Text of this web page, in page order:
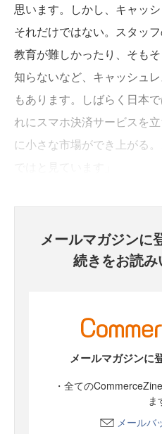
思います。しかし、キャッ
それだけではない。スタッ
教育が難しかったり、そも
知らないなど、キャッシュ
もあります。しばらく日本
れにスマホ決済サービスを
に小さな市場ができ上がる
メールマガジンに
続きをお読
メールマガジンに
・全ての
ま
メールバ